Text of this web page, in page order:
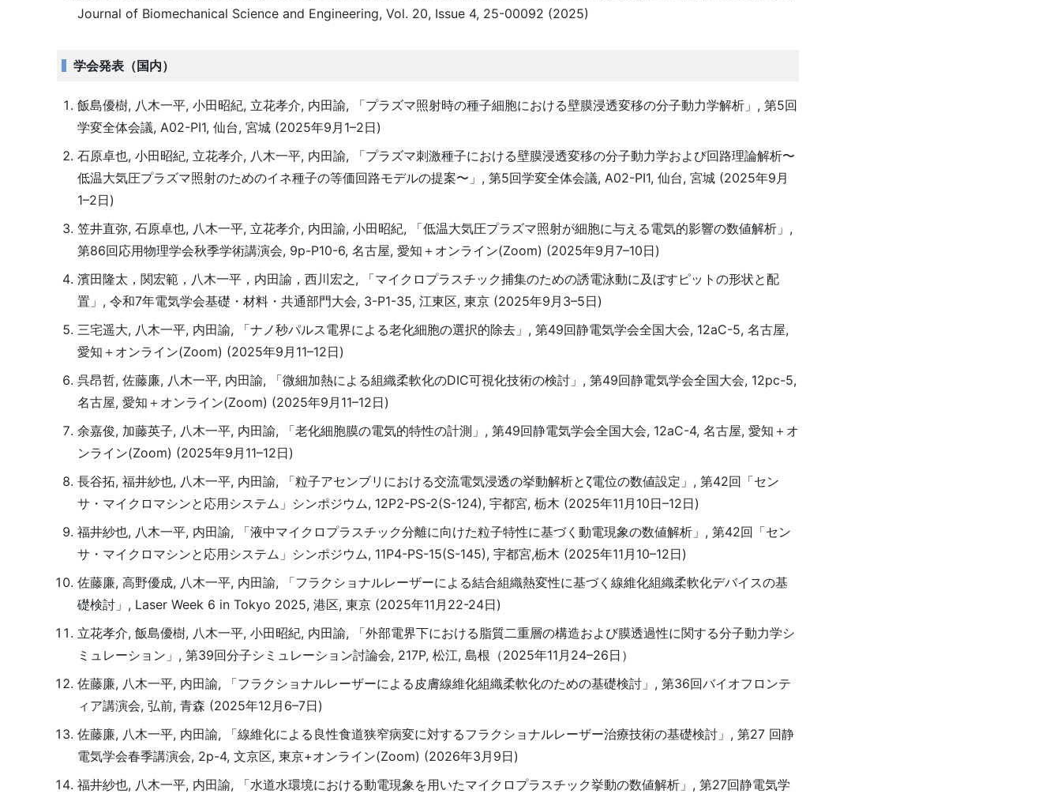
Journal of Biomechanical Science and Engineering, Vol. 20, Issue 4, 25-00092 (2025)
学会発表（国内）
飯島優樹, 八木一平, 小田昭紀, 立花孝介, 内田諭, 「プラズマ照射時の種子細胞における壁膜浸透変移の分子動力学解析」, 第5回
学変全体会議, A02-PI1, 仙台, 宮城 (2025年9月1–2日)
石原卓也, 小田昭紀, 立花孝介, 八木一平, 内田諭, 「プラズマ刺激種子における壁膜浸透変移の分子動力学および回路理論解析〜
低温大気圧プラズマ照射のためのイネ種子の等価回路モデルの提案〜」, 第5回学変全体会議, A02-PI1, 仙台, 宮城 (2025年9月
1–2日)
笠井直弥, 石原卓也, 八木一平, 立花孝介, 内田諭, 小田昭紀, 「低温大気圧プラズマ照射が細胞に与える電気的影響の数値解析」,
第86回応用物理学会秋季学術講演会, 9p-P10-6, 名古屋, 愛知＋オンライン(Zoom) (2025年9月7–10日)
濱田隆太，関宏範，八木一平，内田諭，西川宏之, 「マイクロプラスチック捕集のための誘電泳動に及ぼすピットの形状と配
置」, 令和7年電気学会基礎・材料・共通部門大会, 3-P1-35, 江東区, 東京 (2025年9月3–5日)
三宅遥大, 八木一平, 内田諭, 「ナノ秒パルス電界による老化細胞の選択的除去」, 第49回静電気学会全国大会, 12aC-5, 名古屋,
愛知＋オンライン(Zoom) (2025年9月11–12日)
呉昂哲, 佐藤廉, 八木一平, 内田諭, 「微細加熱による組織柔軟化のDIC可視化技術の検討」, 第49回静電気学会全国大会, 12pc-5,
名古屋, 愛知＋オンライン(Zoom) (2025年9月11–12日)
余嘉俊, 加藤英子, 八木一平, 内田諭, 「老化細胞膜の電気的特性の計測」, 第49回静電気学会全国大会, 12aC-4, 名古屋, 愛知＋オ
ンライン(Zoom) (2025年9月11–12日)
長谷拓, 福井紗也, 八木一平, 内田諭, 「粒子アセンブリにおける交流電気浸透の挙動解析とζ電位の数値設定」, 第42回「セン
サ・マイクロマシンと応用システム」シンポジウム, 12P2-PS-2(S-124), 宇都宮, 栃木 (2025年11月10日–12日)
福井紗也, 八木一平, 内田諭, 「液中マイクロプラスチック分離に向けた粒子特性に基づく動電現象の数値解析」, 第42回「セン
サ・マイクロマシンと応用システム」シンポジウム, 11P4-PS-15(S-145), 宇都宮,栃木 (2025年11月10–12日)
佐藤廉, 高野優成, 八木一平, 内田諭, 「フラクショナルレーザーによる結合組織熱変性に基づく線維化組織柔軟化デバイスの基
礎検討」, Laser Week 6 in Tokyo 2025, 港区, 東京 (2025年11月22-24日)
立花孝介, 飯島優樹, 八木一平, 小田昭紀, 内田諭, 「外部電界下における脂質二重層の構造および膜透過性に関する分子動力学シ
ミュレーション」, 第39回分子シミュレーション討論会, 217P, 松江, 島根（2025年11月24–26日）
佐藤廉, 八木一平, 内田諭, 「フラクショナルレーザーによる皮膚線維化組織柔軟化のための基礎検討」, 第36回バイオフロンテ
ィア講演会, 弘前, 青森 (2025年12月6–7日)
佐藤廉, 八木一平, 内田諭, 「線維化による良性食道狭窄病変に対するフラクショナルレーザー治療技術の基礎検討」, 第27 回静
電気学会春季講演会, 2p-4, 文京区, 東京+オンライン(Zoom) (2026年3月9日)
福井紗也, 八木一平, 内田諭, 「水道水環境における動電現象を用いたマイクロプラスチック挙動の数値解析」, 第27回静電気学